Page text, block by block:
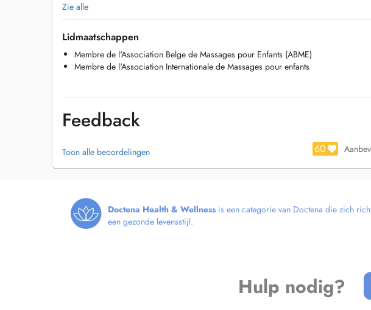
Zie alle
Lidmaatschappen
Membre de l'Association Belge de Massages pour Enfants (ABME)
Membre de l'Association Internationale de Massages pour enfants
Feedback
Toon alle beoordelingen 60
Doctena Health & Wellness is een categorie van Doctena die zich
een gezonde levensstijl.
Hulp nodig?